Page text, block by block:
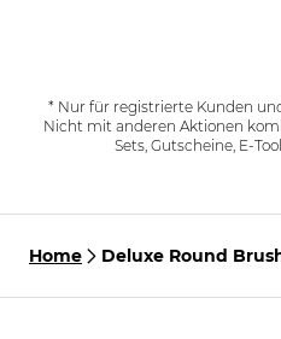
* Nur für registrierte Kunden
Nicht mit anderen Aktionen
Sets, Gutscheine, E-
Home
Deluxe Round